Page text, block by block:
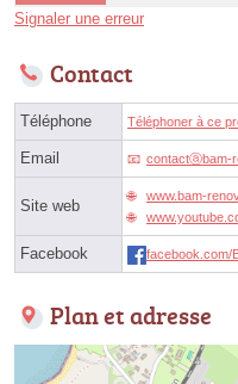
Signaler une erreur
Contact
Téléphone Téléphoner à ce
Email contactⓐbam-
Site web
www.bam-
Facebook facebook.com/
Plan et adresse